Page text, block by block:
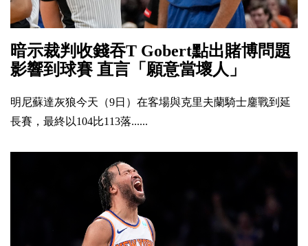
暗示裁判收錢吞T Gobert點出賭博問題
影響到球賽 直言「願意當壞人」
明尼蘇達灰狼今天（9日）在客場與克里夫蘭騎士鏖戰到延
長賽，最終以104比113落......